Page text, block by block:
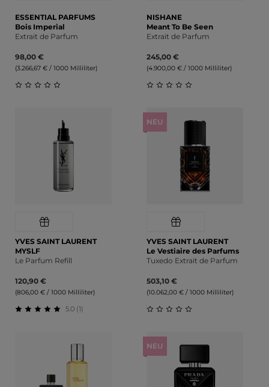
ESSENTIAL PARFUMS
Bois Imperial
Extrait de Parfum
98,00 €
(3.266,67 € / 1000 Milliliter)
NISHANE
Meant To Be Seen
Extrait de Parfum
245,00 €
(4.900,00 € / 1000 Milliliter)
YVES SAINT LAURENT
MYSLF
Le Parfum Refill
120,90 €
(806,00 € / 1000 Milliliter)
5.0 (1)
NEU
YVES SAINT LAURENT
Le Vestiaire des Parfums
Tuxedo Extrait de Parfum
503,10 €
(10.062,00 € / 1000 Milliliter)
NEU